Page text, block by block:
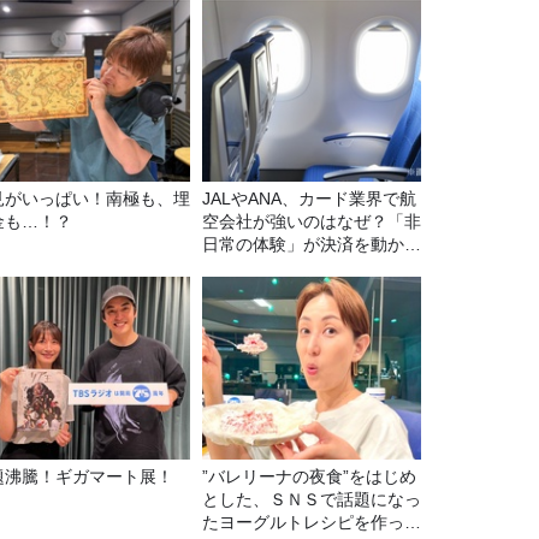
がいっぱい！南極も、埋
も…！？
JALやANA、カード業界で航
空会社が強いのはなぜ？「非
日常の体験」が決済を動かす
沸騰！ギガマート展！
”バレリーナの夜食”をはじめ
とした、ＳＮＳで話題になっ
たヨーグルトレシピを作って